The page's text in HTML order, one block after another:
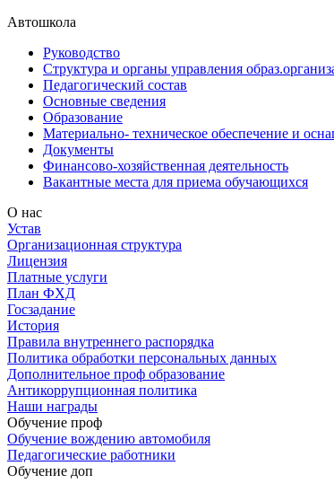
Автошкола
Руководство
Структура и органы управления
Педагогический состав
Основные сведения
Образование
Материально- техническое обеспечение и
Документы
Финансово-хозяйственная деятельность
Вакантные места для приема обучающихся
О нас
Устав
Организационная структура
Лицензия
Платные услуги
План ФХД
Госзадание
История
Правила внутреннего распорядка
Политика обработки персональных данных
Дополнительное проф образование
Антикоррупционная политика
Наши награды
Обучение проф
Обучение вождению автомобиля
Педагогические работники
Обучение доп